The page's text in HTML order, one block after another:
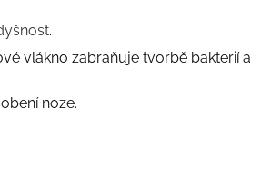
.
vlákno zabraňuje tvorbě bakterií a
noze.